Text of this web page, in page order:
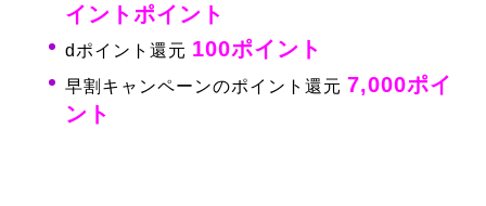
イントポイント
dポイント還元 100ポイント
早割キャンペーンのポイント還元 7,000ポイ
ント